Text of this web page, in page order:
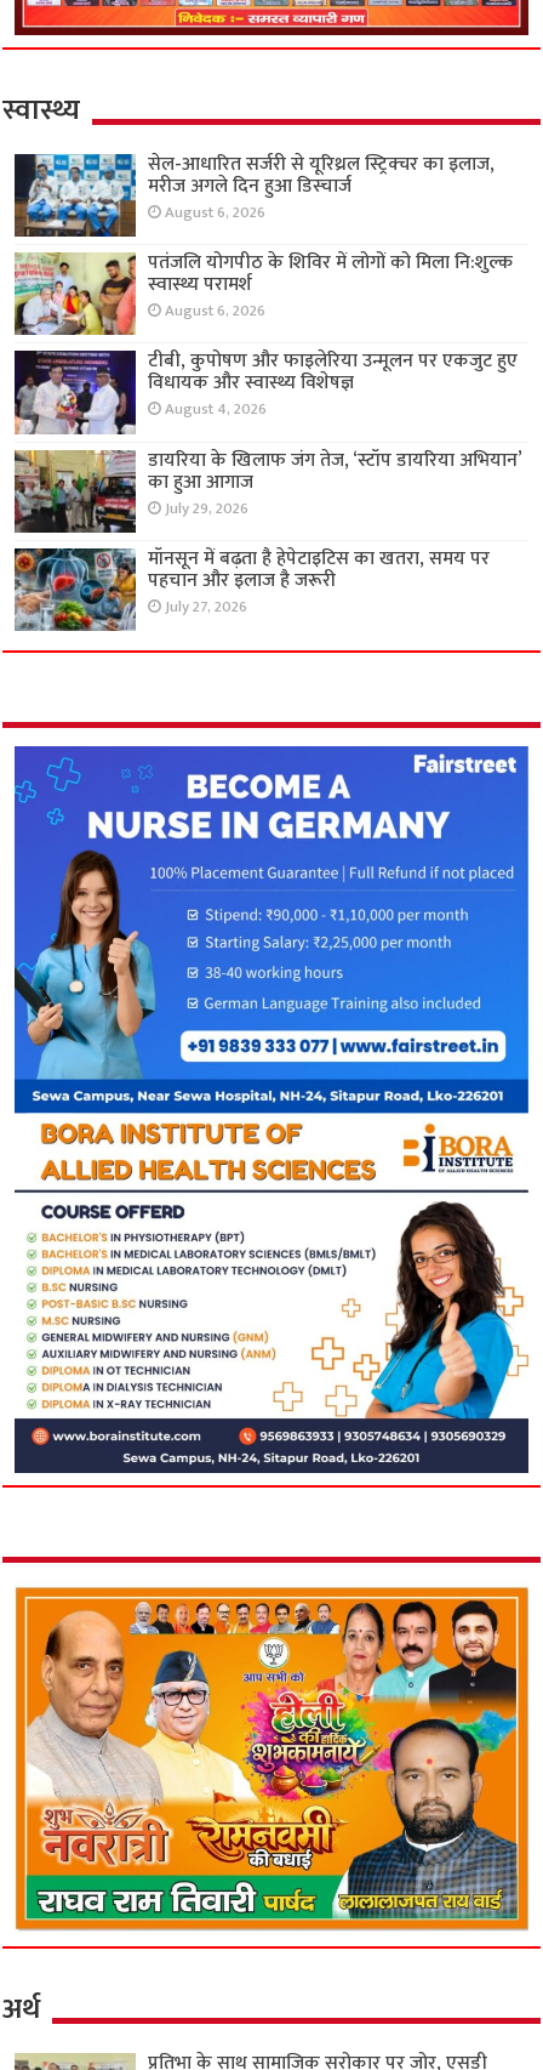
स्वास्थ्य
सेल-आधारित सर्जरी से यूरिथ्रल स्ट्रिक्चर का इलाज,
मरीज अगले दिन हुआ डिस्चार्ज
August 6, 2026
पतंजलि योगपीठ के शिविर में लोगों को मिला नि:शुल्क
स्वास्थ्य परामर्श
August 6, 2026
टीबी, कुपोषण और फाइलेरिया उन्मूलन पर एकजुट हुए
विधायक और स्वास्थ्य विशेषज्ञ
August 4, 2026
डायरिया के खिलाफ जंग तेज, ‘स्टॉप डायरिया अभियान’
का हुआ आगाज
July 29, 2026
मॉनसून में बढ़ता है हेपेटाइटिस का खतरा, समय पर
पहचान और इलाज है जरूरी
July 27, 2026
अर्थ
प्रतिभा के साथ सामाजिक सरोकार पर जोर, एसडी